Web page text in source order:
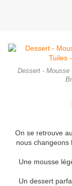
Dessert - Mousse
On se retrouve
nous changeons
Une mousse
Un dessert